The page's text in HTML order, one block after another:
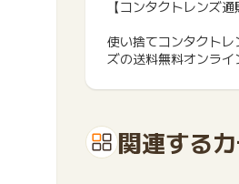
【コンタクトレンズ
使い捨てコンタクト
ズの送料無料オンライ
関連する